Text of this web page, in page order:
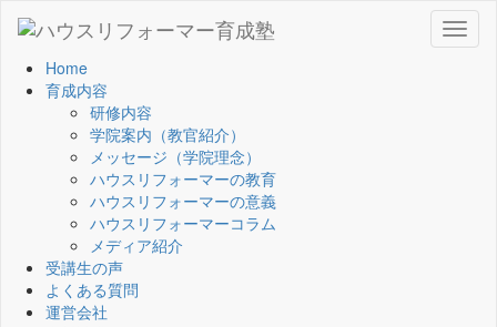
Home
育成内容
研修内容
学院案内（教官紹介）
メッセージ（学院理念）
ハウスリフォーマーの教育
ハウスリフォーマーの意義
ハウスリフォーマーコラム
メディア紹介
受講生の声
よくある質問
運営会社